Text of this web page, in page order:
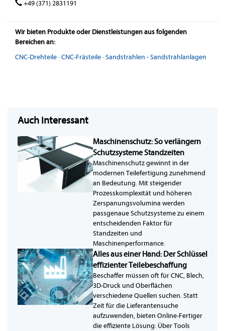
+49 (371) 2831191
Wir bieten Produkte oder Dienstleistungen aus folgenden
Bereichen an:
CNC-Drehteile·CNC-Frästeile·Sandstrahlen - Sandstrahlanlagen
Auch interessant
Maschinenschutz: So verlängern
Schutzsysteme Standzeiten
Maschinenschutz gewinnt in der
modernen Teilefertigung zunehmend
an Bedeutung. Mit steigender
Prozesskomplexität und höheren
Zerspanungsvolumina werden
passgenaue Schutzsysteme zu einem
entscheidenden Faktor für
Standzeiten und
Maschinenperformance.
Alles aus einer Hand: Der Schlüssel
effizienter Teilebeschaffung
Beschaffer müssen oft für CNC, Blech,
3D-Druck und Oberflächen
verschiedene Quellen suchen. Statt
Zeit für die Lieferantensuche
aufzuwenden, bieten Online-Fertiger
die effiziente Lösung: Über Tools